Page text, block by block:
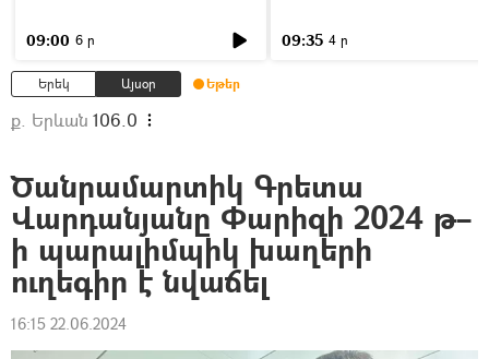
09:00 6 ր 09:35 4 ր
Երեկ Այսօր Եթեր
ք. Երևան 106.0
Ծանրամարտիկ Գրետա
Վարդանյանը Փարիզի 2024 թ–
ի պարալիմպիկ խաղերի
ուղեգիր է նվաճել
16:15 22.06.2024